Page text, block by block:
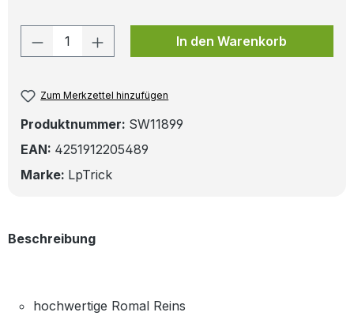
Produkt Anzahl: Gib den
In den Warenkorb
Zum Merkzettel hinzufügen
Produktnummer: SW11899
EAN: 4251912205489
Marke: LpTrick
Beschreibung
hochwertige Romal Reins